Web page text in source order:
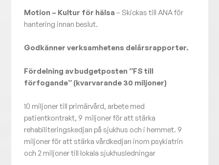
Motion – Kultur för hälsa – Skickas till ANA för
hantering innan beslut.
Godkänner verksamhetens delårsrapporter.
Fördelning av budgetposten ”FS till
förfogande” (kvarvarande 30 miljoner)
10 miljoner till primärvård, arbete med
patientkontrakt, 9 miljoner för att stärka
rehabiliteringskedjan på sjukhus och i hemmet. 9
miljoner för att stärka vårdkedjan inom psykiatrin
och 2 miljoner till lokala sjukhusledningar